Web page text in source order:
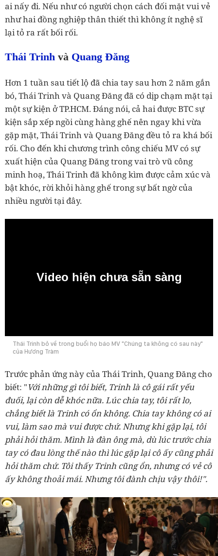
ai nấy đi. Nếu như có người chọn cách đối mặt vui vẻ
như hai đồng nghiệp thân thiết thì không ít nghệ sĩ
lại tỏ ra rất bối rối.
Thái Trinh và Quang Đăng
Hơn 1 tuần sau tiết lộ đã chia tay sau hơn 2 năm gắn
bó, Thái Trinh và Quang Đăng đã có dịp chạm mặt tại
một sự kiện ở TP.HCM. Đáng nói, cả hai được BTC sự
kiện sắp xếp ngồi cùng hàng ghế nên ngay khi vừa
gặp mặt, Thái Trinh và Quang Đăng đều tỏ ra khá bối
rối. Cho đến khi chương trình công chiếu MV có sự
xuất hiện của Quang Đăng trong vai trò vũ công
minh hoạ, Thái Trinh đã không kìm được cảm xúc và
bật khóc, rời khỏi hàng ghế trong sự bất ngờ của
nhiều người tại đây.
Video hiện chưa sẵn sàng
Thái Trinh bỏ về trong buổi họ báo MV "Chúng ta không có sau này"
của Hương Tràm
Trước phản ứng này của Thái Trinh, Quang Đăng cho
biết: "Với những gì tôi biết, Trinh là cô gái rất yếu
đuối, lại còn dễ khóc nữa. Lúc chia tay, tôi rất lo,
chẳng biết là Trinh có ổn không. Chia tay không có ai
vui, làm sao mà vui được chứ. Nhưng khi gặp lại, tôi
phải hỏi thăm. Mình là đàn ông mà, dù lúc trước chia
tay có đau lòng thế nào thì lúc gặp lại cô ấy cũng phải
hỏi thăm chứ. Tôi thấy Trinh cũng ổn, nhưng có vẻ cô
ấy không thoải mái. Nhưng tôi đành chịu vậy thôi!".